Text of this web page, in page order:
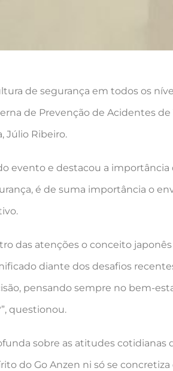
de segurança em todos os
de Prevenção de Acidentes
Júlio Ribeiro.
evento e destacou a
é de suma importância o
das atenções o conceito
diante dos desafios
pensando sempre no bem-
questionou.
sobre as atitudes cotidianas
do Go Anzen ni só se